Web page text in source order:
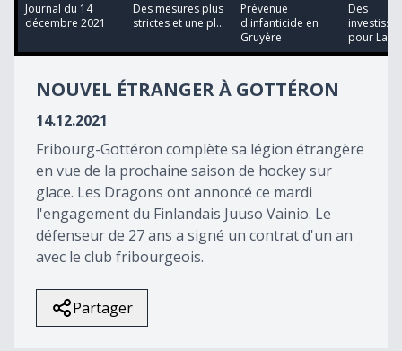
14
minutes,
seconds
Journal du 14
décembre 2021
Des mesures plus
strictes et une pl...
Prévenue
d'infanticide en
Gruyère
Des
pour La
NOUVEL ÉTRANGER À GOTTÉRON
14.12.2021
Fribourg-Gottéron complète sa légion étrangère
en vue de la prochaine saison de hockey sur
glace. Les Dragons ont annoncé ce mardi
l'engagement du Finlandais Juuso Vainio. Le
défenseur de 27 ans a signé un contrat d'un an
avec le club fribourgeois.
Partager